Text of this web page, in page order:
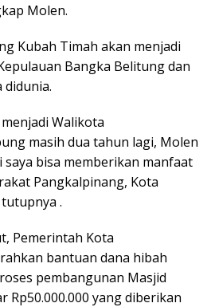
Molen.
Kubah Timah akan menjadi
Bangka Belitung dan
didunia.
Walikota
masih dua tahun lagi, Molen
bisa memberikan manfaat
Pangkalpinang, Kota
.
Pemerintah Kota
bantuan dana hibah
pembangunan Masjid
Rp50.000.000 yang diberikan